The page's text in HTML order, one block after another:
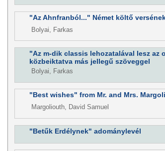
"Az Ahnfranból..." Német költő
Bolyai, Farkas
"Az m-dik classis lehozatalával lesz az
közbeiktatva más jellegű szöveggel
Bolyai, Farkas
"Best wishes" from Mr. and Mrs.
Margoliouth, David Samuel
"Betűk Erdélynek" adománylevél